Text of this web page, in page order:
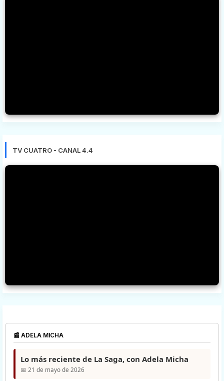
TV CUATRO - CANAL 4.4
📰 ADELA MICHA
Lo más reciente de La Saga, con Adela Micha
📅 21 de mayo de 2026